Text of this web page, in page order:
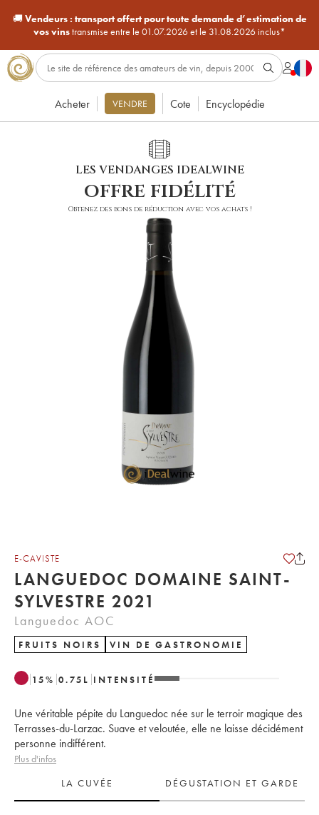
🚚Vendeurs : transport offert pour toute demande d’estimation de
vos vinstransmise entre le 01.07.2026 et le 31.08.2026 inclus*
Acheter VENDRE Cote Encyclopédie
LES VENDANGES IDEALWINE
offre fidélité
Obtenez des bons de réduction avec vos achats !
E-CAVISTE
LANGUEDOC DOMAINE SAINT-
SYLVESTRE 2021
Languedoc AOC
FRUITS NOIRS VIN DE GASTRONOMIE
15% 0.75 L INTENSITÉ
Une véritable pépite du Languedoc née sur le terroir magique des
Terrasses-du-Larzac. Suave et veloutée, elle ne laisse décidément
personne indifférent.
Plus d'infos
LA CUVÉE
DÉGUSTATION ET GARDE